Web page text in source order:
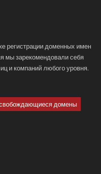
регистрации доменных имен
мы зарекомендовали себя
и компаний любого уровня.
домены